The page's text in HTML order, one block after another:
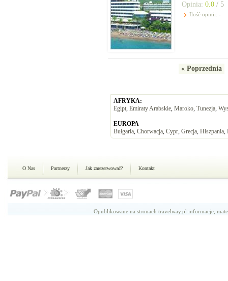
Opinia: 0.0 / 5
Ilość opinii: -
« Poprzednia
AFRYKA:
Egipt, Emiraty Arabskie, Maroko, Tunezja,
EUROPA
Bułgaria, Chorwacja, Cypr, Grecja, Hiszpania,
O Nas Partnerzy Jak zarezerwować? Kontakt
Opublikowane na stronach travelway.pl informacje,